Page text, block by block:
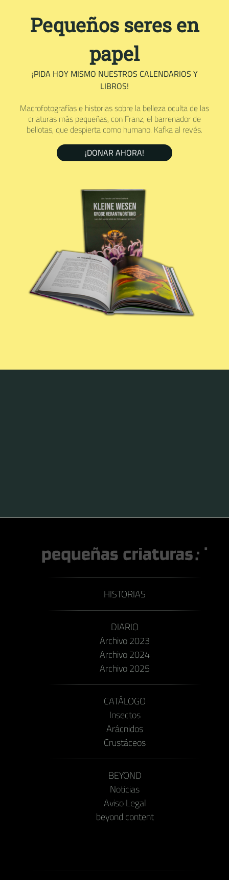
Pequeños seres en
papel
¡PIDA HOY MISMO NUESTROS CALENDARIOS Y
LIBROS!
Macrofotografías e historias sobre la belleza oculta de las
criaturas más pequeñas, con Franz, el barrenador de
bellotas, que despierta como humano. Kafka al revés.
¡DONAR AHORA!
HISTORIAS
DIARIO
Archivo 2023
Archivo 2024
Archivo 2025
CATÁLOGO
Insectos
Arácnidos
Crustáceos
BEYOND
Noticias
Aviso Legal
beyond content